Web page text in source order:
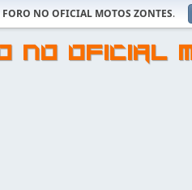
FORO NO OFICIAL MOTOS ZONTES.
NO OFICIAL